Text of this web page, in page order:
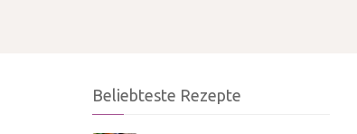
Beliebteste Rezepte